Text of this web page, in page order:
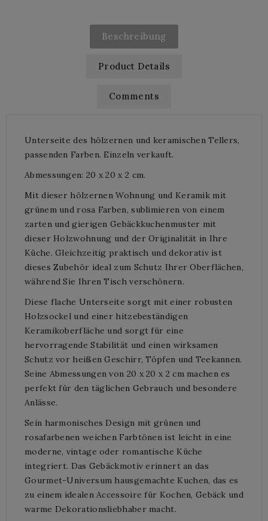
Beschreibung
Product Details
Comments
Unterseite des hölzernen und keramischen Tellers,
passenden Farben. Einzeln verkauft.
Abmessungen: 20 x 20 x 2 cm.
Mit dieser hölzernen Wohnung und Keramik mit
grünem und rosa Farben, sublimieren von einem
zarten und gierigen Gebäckkuchenmuster mit
dieser Holzwohnung und der Originalität in Ihre
Küche. Gleichzeitig praktisch und dekorativ ist
dieses Zubehör ideal zum Schutz Ihrer Oberflächen,
während Sie Ihren Tisch verschönern.
Diese flache Unterseite sorgt mit einer robusten
Holzsockel und einer hitzebeständigen
Keramikoberfläche und sorgt für eine
hervorragende Stabilität und einen wirksamen
Schutz vor heißen Geschirr, Töpfen und Teekannen.
Seine Abmessungen von 20 x 20 x 2 cm machen es
perfekt für den täglichen Gebrauch und besondere
Anlässe.
Sein harmonisches Design mit grünen und
rosafarbenen weichen Farbtönen ist leicht in eine
moderne, vintage oder romantische Küche
integriert. Das Gebäckmotiv erinnert an das
Gourmet-Universum hausgemachte Kuchen, das es
zu einem idealen Accessoire für Kochen, Gebäck und
warme Dekorationsliebhaber macht.